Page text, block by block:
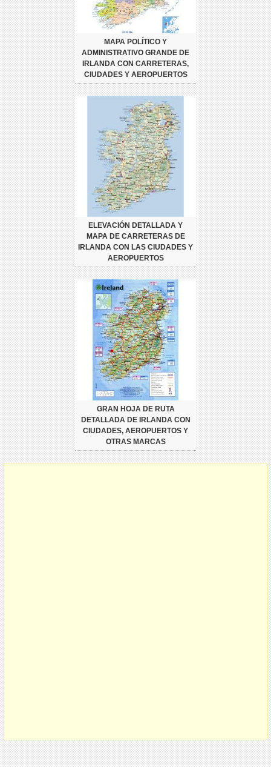
MAPA POLÍTICO Y
ADMINISTRATIVO GRANDE DE
IRLANDA CON CARRETERAS,
CIUDADES Y AEROPUERTOS
ELEVACIÓN DETALLADA Y
MAPA DE CARRETERAS DE
IRLANDA CON LAS CIUDADES Y
AEROPUERTOS
GRAN HOJA DE RUTA
DETALLADA DE IRLANDA CON
CIUDADES, AEROPUERTOS Y
OTRAS MARCAS